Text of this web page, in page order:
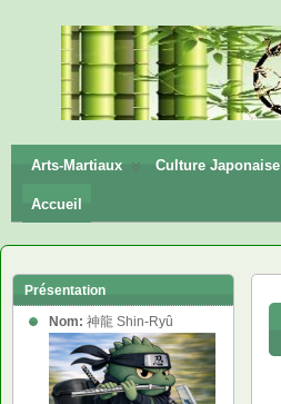
神龍
Shin-
Ryū
Arts-Martiaux Culture Japonaise
Accueil
Présentation
Nom: 神龍 Shin-Ryû